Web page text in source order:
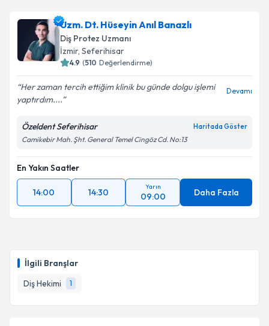
İlgili Branşlar
Diş Hekimi
1
Uzm. Dt. Hüseyin Anıl Banazlı
Diş Protez Uzmanı
İzmir, Seferihisar
4.9 (510 Değerlendirme)
Her zaman tercih ettiğim klinik bu günde dolgu işlemi
yaptırdım....
Devamı
Özeldent Seferihisar Haritada Göster
Camikebir Mah. Şht. General Temel Cingöz Cd. No:13
En Yakın Saatler
14:00 14:30
Yarın
09:00 Daha Fazla